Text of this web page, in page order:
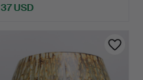
37 USD